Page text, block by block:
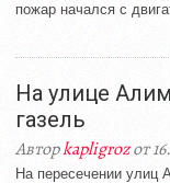
пожар начался с
На улице
газель
Авторkapligrozот
На пересечении